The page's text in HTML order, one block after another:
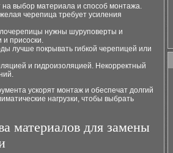
выбор материала и способ монтажа.
черепица требует усиления
нужны шуруповерты и
присоски.
лучше покрывать гибкой черепицей или
и гидроизоляцией. Некорректный
ускорят монтаж и обеспечат долгий
нагрузки, чтобы выбрать
материалов для замены